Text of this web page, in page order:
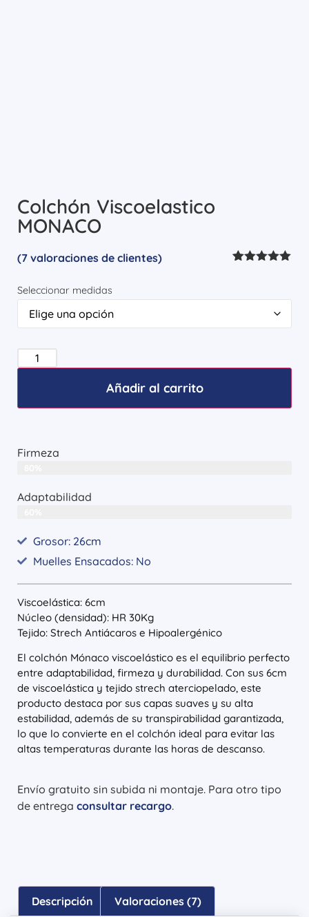
Colchón Viscoelastico
MONACO
valoraciones
de clientes
(7 valoraciones de clientes)
Seleccionar medidas
Añadir al carrito
Firmeza
Adaptabilidad
Grosor: 26cm
Muelles Ensacados: No
Viscoelástica: 6cm
Núcleo (densidad): HR 30Kg
Tejido: Strech Antiácaros e Hipoalergénico
El colchón Mónaco viscoelástico es el equilibrio perfecto
entre adaptabilidad, firmeza y durabilidad. Con sus 6cm
de viscoelástica y tejido strech aterciopelado, este
producto destaca por sus capas suaves y su alta
estabilidad, además de su transpirabilidad garantizada,
lo que lo convierte en el colchón ideal para evitar las
altas temperaturas durante las horas de descanso.
Envío gratuito sin subida ni montaje. Para otro tipo
de entrega consultar recargo.
Descripción Valoraciones (7)